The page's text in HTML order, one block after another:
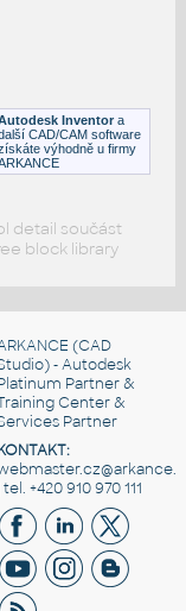
Inventor a
CAD/CAM software
výhodně u firmy
detail součást
block library
(CAD
- Autodesk
Partner &
Center &
Partner
tel. +420 910 970 111